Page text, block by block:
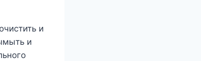
и
и